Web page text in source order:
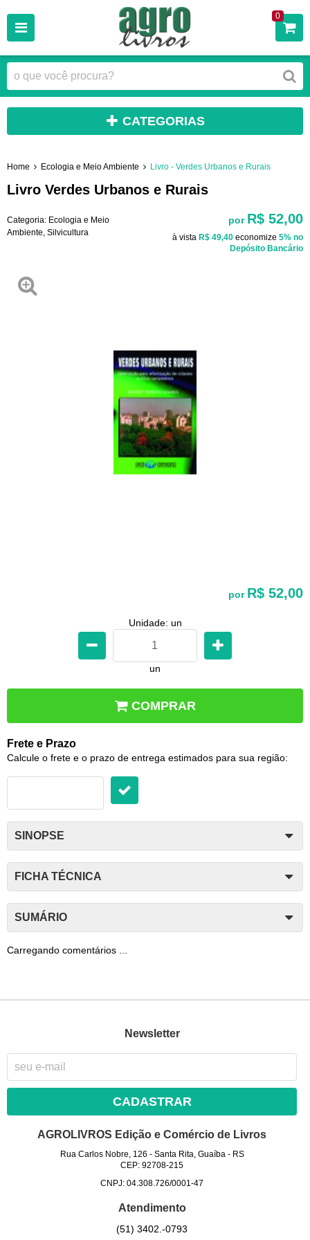
0
CATEGORIAS
Home Ecologia e Meio Ambiente Livro - Verdes Urbanos e Rurais
Livro Verdes Urbanos e Rurais
Categoria: Ecologia e Meio
Ambiente Silvicultura
por R$ 52,00
à vista R$ 49,40 economize 5% no
Depósito Bancário
por R$ 52,00
Unidade: un
un
COMPRAR
Frete e Prazo
Calcule o frete e o prazo de entrega estimados para sua região:
SINOPSE
FICHA TÉCNICA
SUMÁRIO
Carregando comentários ...
Newsletter
CADASTRAR
AGROLIVROS Edição e Comércio de Livros
Rua Carlos Nobre, 126 - Santa Rita, Guaíba- RS
CEP: 92708-215
CNPJ: 04.308.726/0001-47
Atendimento
(51) 3402.-0793